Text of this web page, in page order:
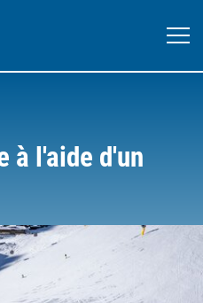
à l'aide d'un